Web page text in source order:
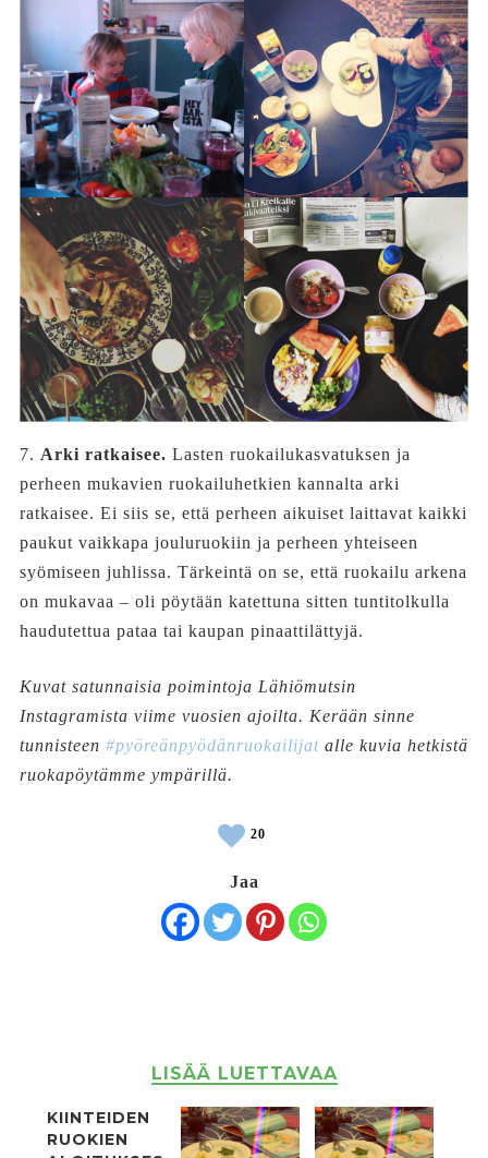
7. Arki ratkaisee. Lasten ruokailukasvatuksen ja
perheen mukavien ruokailuhetkien kannalta arki
ratkaisee. Ei siis se, että perheen aikuiset laittavat kaikki
paukut vaikkapa jouluruokiin ja perheen yhteiseen
syömiseen juhlissa. Tärkeintä on se, että ruokailu arkena
on mukavaa – oli pöytään katettuna sitten tuntitolkulla
haudutettua pataa tai kaupan pinaattilättyjä.
Kuvat satunnaisia poimintoja Lähiömutsin
Instagramista viime vuosien ajoilta. Kerään sinne
tunnisteen #pyöreänpyödänruokailijatalle kuvia hetkistä
ruokapöytämme ympärillä.
20
Jaa
LISÄÄ LUETTAVAA
KIINTEIDEN
RUOKIEN